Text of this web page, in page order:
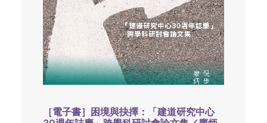
［電子書］困境與抉擇：「建道研究中心